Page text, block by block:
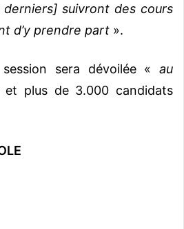
derniers] suivront des cours
d’y prendre part ».
sera dévoilée « au
et plus de 3.000 candidats